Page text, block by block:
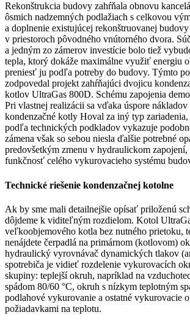
Rekonštrukcia budovy zahŕňala obnovu
ôsmich nadzemných podlažiach s celkovou
a doplnenie existujúcej rekonštruovanej
v priestoroch pôvodného vnútorného dvora.
a jedným zo zámerov investície bolo tiež
tepla, ktorý dokáže maximálne využiť energiu
preniesť ju podľa potreby do budovy. Týmto
zodpovedal projekt zahŕňajúci dvojicu
kotlov UltraGas 800D. Schému zapojenia
Pri vlastnej realizácii sa vďaka úspore
kondenzačné kotly Hoval za iný typ
podľa technických podkladov vykazuje
zámena však so sebou niesla ďalšie potrebné
predovšetkým zmenu v hydraulickom
funkčnosť celého vykurovacieho systému
Technické riešenie kondenzačnej kotolne
Ak by sme mali detailnejšie opísať priloženú
dôjdeme k viditeľným rozdielom. Kotol
veľkoobjemového kotla bez nutného prietoku,
nenájdete čerpadlá na primárnom (kotlovom)
hydraulický vyrovnávač dynamických tlakov
spotrebiča je vidieť rozdelenie vykurovacích
skupiny: teplejší okruh, napríklad na
spádom 80/60 °C, okruh s nízkym teplotným
podlahové vykurovanie a ostatné vykurovacie
požiadavkami na teplotu.